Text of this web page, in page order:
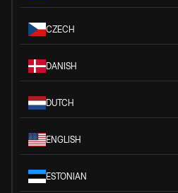
CZECH
DANISH
DUTCH
ENGLISH
ESTONIAN